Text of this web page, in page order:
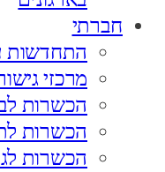
חברתי
התחדשות
מרכזי
הכשרות
הכשרות
הכשרות